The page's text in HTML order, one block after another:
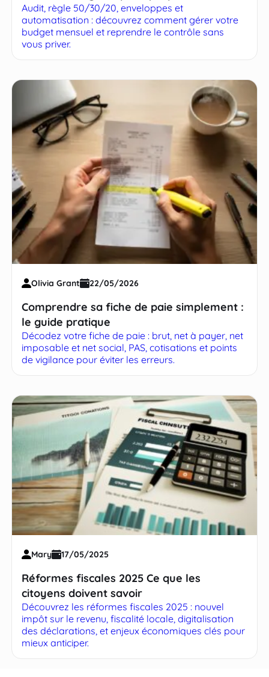
reprendre le contrôle
Audit, règle 50/30/20, enveloppes et
automatisation : découvrez comment gérer votre
budget mensuel et reprendre le contrôle sans
vous priver.
Olivia Grant 22/05/2026
Comprendre sa fiche de paie simplement :
le guide pratique
Décodez votre fiche de paie : brut, net à payer, net
imposable et net social, PAS, cotisations et points
de vigilance pour éviter les erreurs.
Mary 17/05/2025
Réformes fiscales 2025 Ce que les
citoyens doivent savoir
Découvrez les réformes fiscales 2025 : nouvel
impôt sur le revenu, fiscalité locale, digitalisation
des déclarations, et enjeux économiques clés pour
mieux anticiper.